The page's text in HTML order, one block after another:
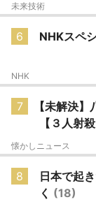
未来技術
6 NHKスペ
NHK
7
【未解決
【３人射殺
懐かしニュース
8
日本で起
く (18)